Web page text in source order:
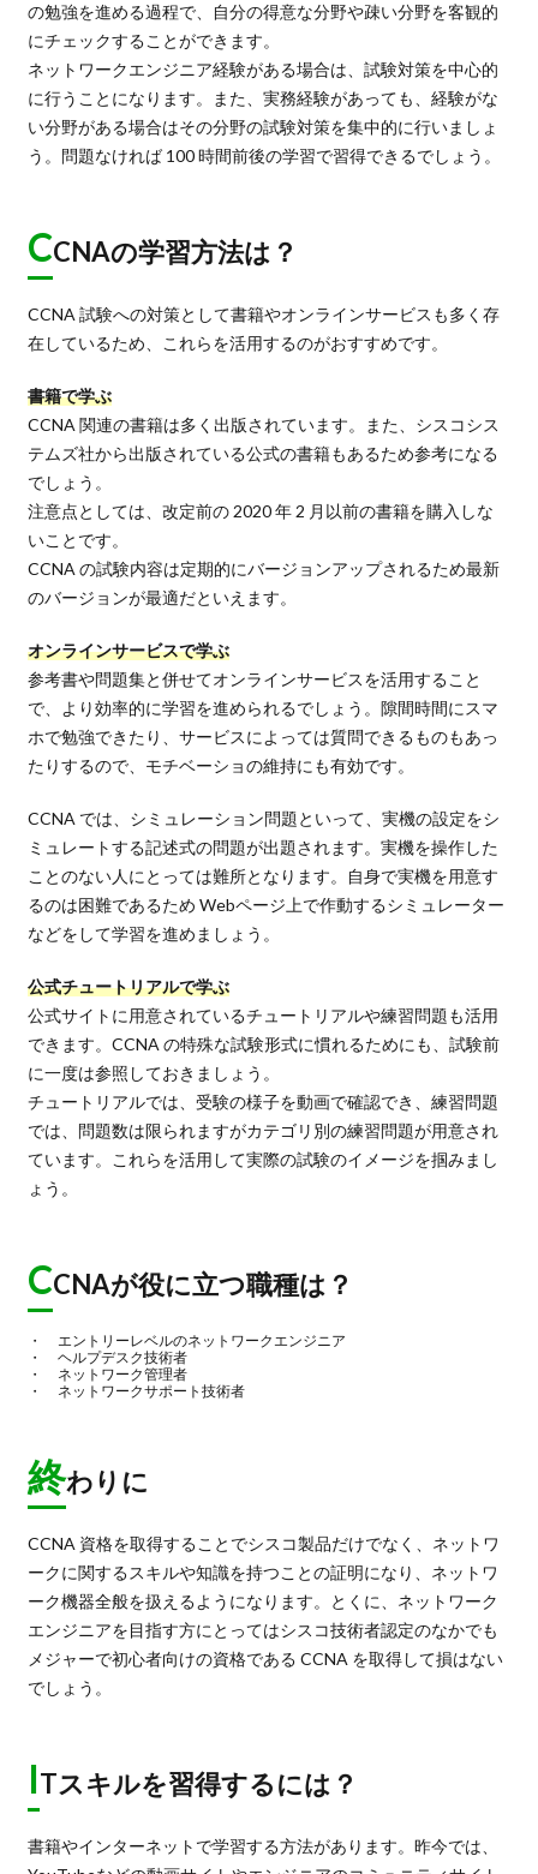
の勉強を進める過程で、自分の得意な分野や疎い分野を客観的
にチェックすることができます。
ネットワークエンジニア経験がある場合は、試験対策を中心的
に行うことになります。また、実務経験があっても、経験がな
い分野がある場合はその分野の試験対策を集中的に行いましょ
う。問題なければ 100 時間前後の学習で習得できるでしょう。
CCNAの学習方法は？
CCNA 試験への対策として書籍やオンラインサービスも多く存
在しているため、これらを活用するのがおすすめです。
書籍で学ぶ
CCNA 関連の書籍は多く出版されています。また、シスコシス
テムズ社から出版されている公式の書籍もあるため参考になる
でしょう。
注意点としては、改定前の 2020 年 2 月以前の書籍を購入しな
いことです。
CCNA の試験内容は定期的にバージョンアップされるため最新
のバージョンが最適だといえます。
オンラインサービスで学ぶ
参考書や問題集と併せてオンラインサービスを活用すること
で、より効率的に学習を進められるでしょう。隙間時間にスマ
ホで勉強できたり、サービスによっては質問できるものもあっ
たりするので、モチベーショの維持にも有効です。
CCNA では、シミュレーション問題といって、実機の設定をシ
ミュレートする記述式の問題が出題されます。実機を操作した
ことのない人にとっては難所となります。自身で実機を用意す
るのは困難であるため Webページ上で作動するシミュレーター
などをして学習を進めましょう。
公式チュートリアルで学ぶ
公式サイトに用意されているチュートリアルや練習問題も活用
できます。CCNA の特殊な試験形式に慣れるためにも、試験前
に一度は参照しておきましょう。
チュートリアルでは、受験の様子を動画で確認でき、練習問題
では、問題数は限られますがカテゴリ別の練習問題が用意され
ています。これらを活用して実際の試験のイメージを掴みまし
ょう。
CCNAが役に立つ職種は？
エントリーレベルのネットワークエンジニア
ヘルプデスク技術者
ネットワーク管理者
ネットワークサポート技術者
終わりに
CCNA 資格を取得することでシスコ製品だけでなく、ネットワ
ークに関するスキルや知識を持つことの証明になり、ネットワ
ーク機器全般を扱えるようになります。とくに、ネットワーク
エンジニアを目指す方にとってはシスコ技術者認定のなかでも
メジャーで初心者向けの資格である CCNA を取得して損はない
でしょう。
ITスキルを習得するには？
書籍やインターネットで学習する方法があります。昨今では、